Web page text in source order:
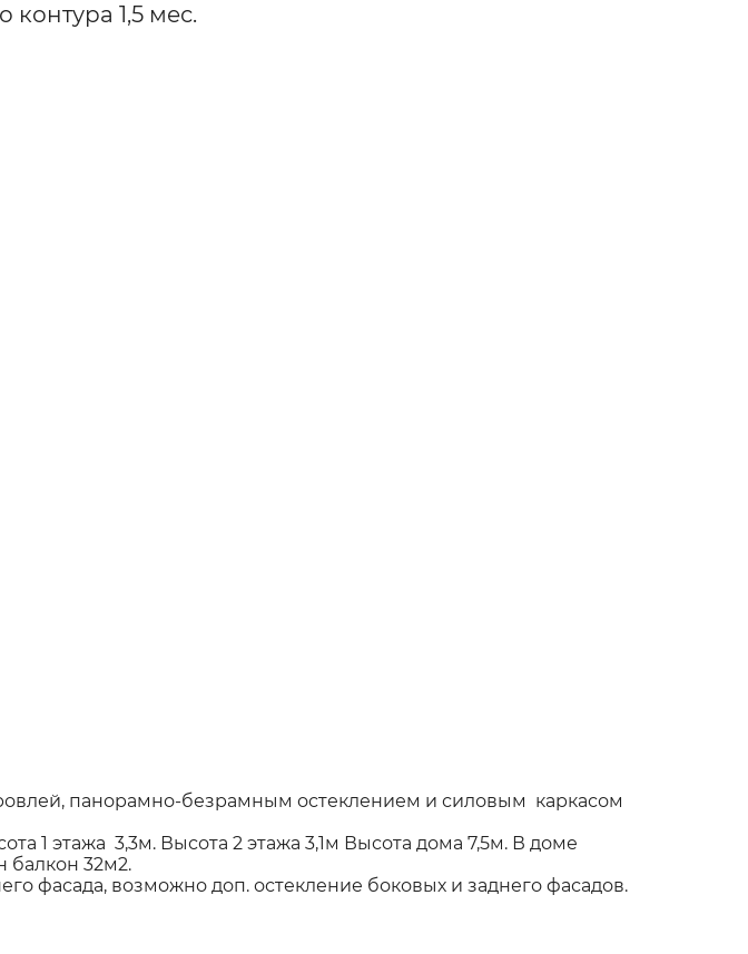
1,5 мес.
панорамно-безрамным остеклением и силовым каркасом
1 этажа 3,3м. Высота 2 этажа 3,1м Высота дома 7,5м. В доме
балкон 32м2.
фасада, возможно доп. остекление боковых и заднего фасадов.